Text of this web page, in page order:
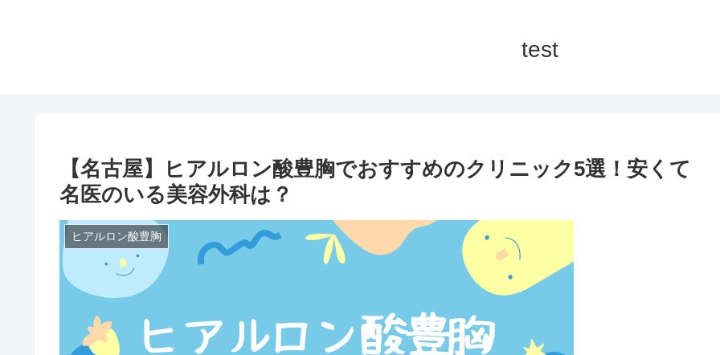
test
【名古屋】ヒアルロン酸豊胸でおすすめのクリニック5選！安くて
名医のいる美容外科は？
ヒアルロン酸豊胸